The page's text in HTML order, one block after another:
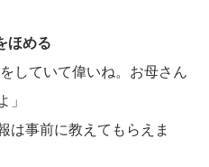
ほめる
していて偉いね。お母さん
」
は事前に教えてもらえま